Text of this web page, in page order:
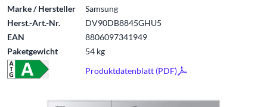
Marke / Hersteller
Samsung
Herst.-Art.-Nr.
DV90DB8845GHU5
EAN
8806097341949
Paketgewicht
54 kg
Produktdatenblatt (PDF)